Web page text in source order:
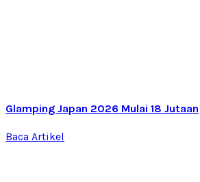
Glamping Japan 2026 Mulai 18 Jutaan
Baca Artikel